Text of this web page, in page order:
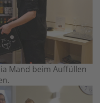
Mand beim Auffüllen